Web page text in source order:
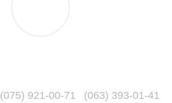
(075) 921-00-71 (063) 393-01-41